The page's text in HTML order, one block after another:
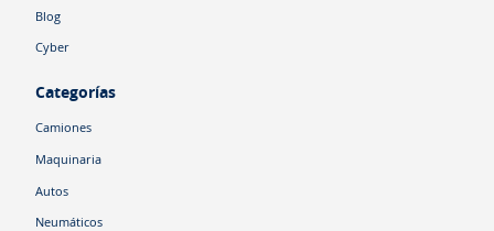
Blog
Cyber
Categorías
Camiones
Maquinaria
Autos
Neumáticos